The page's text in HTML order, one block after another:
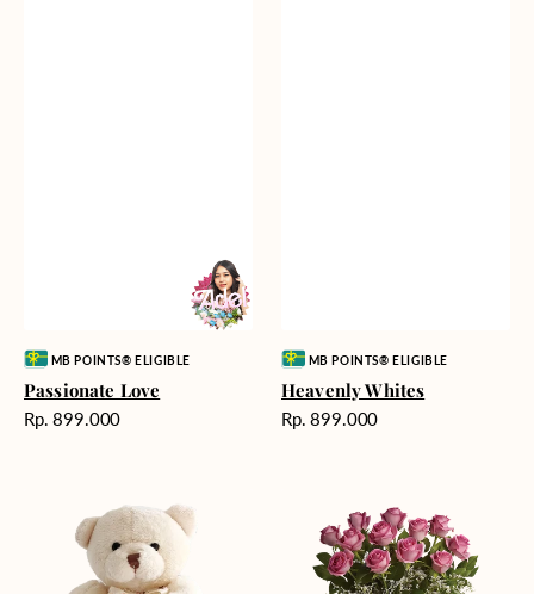
Vendor:MB POINTS® ELIGIBLE
Passionate Love
Harga
Rp. 899.000
Vendor:MB POINTS® ELIGIBLE
Heavenly Whites
Harga
Rp. 899.000
Enchantment